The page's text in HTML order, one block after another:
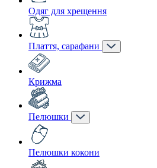
Одяг для хрещення
Плаття, сарафани
Крижма
Пелюшки
Пелюшки кокони